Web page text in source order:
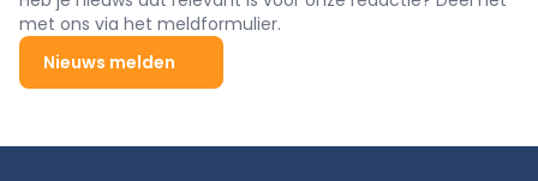
met ons via het meldformulier.
Nieuws melden